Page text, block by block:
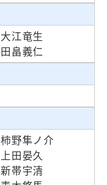
大江竜生
田畠義仁
柿野隼ノ介
上田晏久
新帯宇清